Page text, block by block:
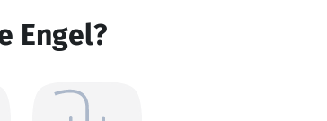
Engel?